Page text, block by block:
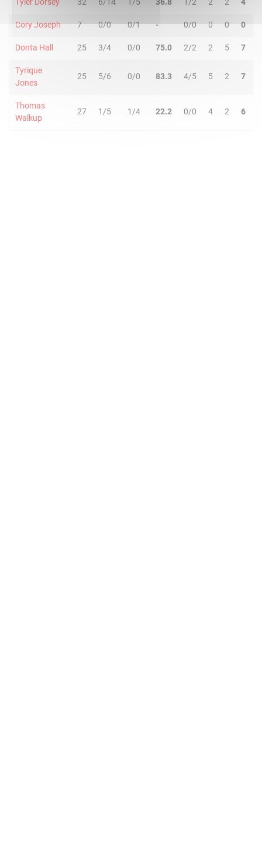
Cory Joseph 7 0/0 0/1 - 0/0 0 0 0
Donta Hall 25 3/4 0/0 75.0 2/2 2 5 7
Tyrique
Jones
25 5/6 0/0 83.3 4/5 5 2 7
Thomas
Walkup
27 1/5 1/4 22.2 0/0 4 2 6